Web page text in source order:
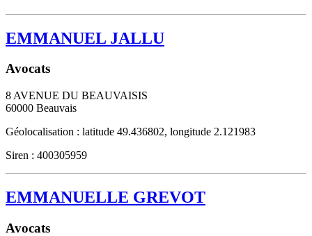
EMMANUEL JALLU
Avocats
8 AVENUE DU BEAUVAISIS
60000 Beauvais
Géolocalisation : latitude 49.436802, longitude 2.121983
Siren : 400305959
EMMANUELLE GREVOT
Avocats